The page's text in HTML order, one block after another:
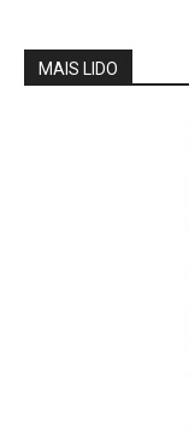
MAIS LIDO